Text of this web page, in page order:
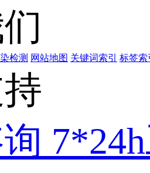
检测 网站地图 关键词索引 标签索